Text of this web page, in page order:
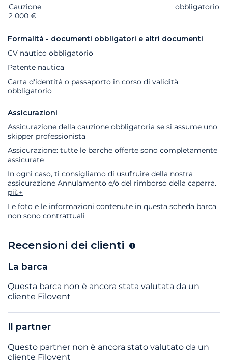
Extra Stato
Cauzione
obbligatorio
2 000 €
Formalità - documenti obbligatori e altri documenti
CV nautico obbligatorio
Patente nautica
Carta d'identità o passaporto in corso di validità
obbligatorio
Assicurazioni
Assicurazione della cauzione obbligatoria se si assume uno
skipper professionista
Assicurazione: tutte le barche offerte sono completamente
assicurate
In ogni caso, ti consigliamo di usufruire della nostra
assicurazione Annulamento e/o del rimborso della caparra.
più+
Le foto e le informazioni contenute in questa scheda barca
non sono contrattuali
Recensioni dei clienti
La barca
Questa barca non è ancora stata valutata da un
cliente Filovent
Il partner
Questo partner non è ancora stato valutato da un
cliente Filovent